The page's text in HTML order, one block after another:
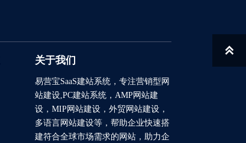
关于我们
易营宝SaaS建站系统，专注营销型网
站建设,PC建站系统，AMP网站建
设，MIP网站建设，外贸网站建设，
多语言网站建设等，帮助企业快速搭
建符合全球市场需求的网站，助力企
